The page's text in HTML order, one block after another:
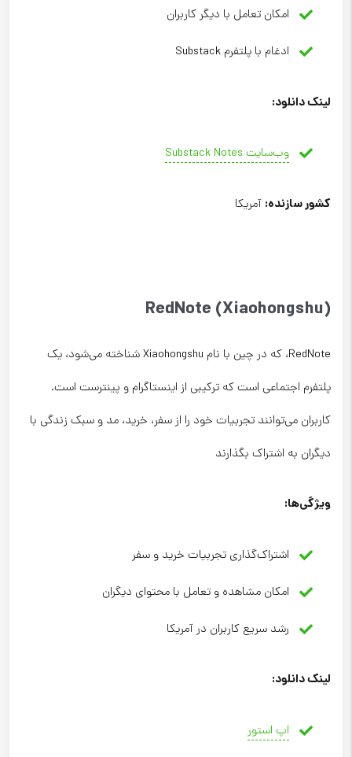
امکان تعامل با دیگر کاربران
ادغام با پلتفرم Substack
لینک دانلود:
وب‌سایت Substack Notes
کشور سازنده: آمریکا
RedNote (Xiaohongshu)
RedNote، که در چین با نام Xiaohongshu شناخته می‌شود، یک
پلتفرم اجتماعی است که ترکیبی از اینستاگرام و پینترست است.
کاربران می‌توانند تجربیات خود را از سفر، خرید، مد و سبک زندگی با
دیگران به اشتراک بگذارند
ویژگی‌ها:
اشتراک‌گذاری تجربیات خرید و سفر
امکان مشاهده و تعامل با محتوای دیگران
رشد سریع کاربران در آمریکا
لینک دانلود:
اپ استور